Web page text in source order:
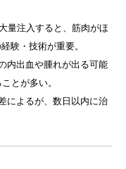
量注入すると、筋肉がほ
験・技術が重要。
内出血や腫れが出る可能
とが多い。
によるが、数日以内に治